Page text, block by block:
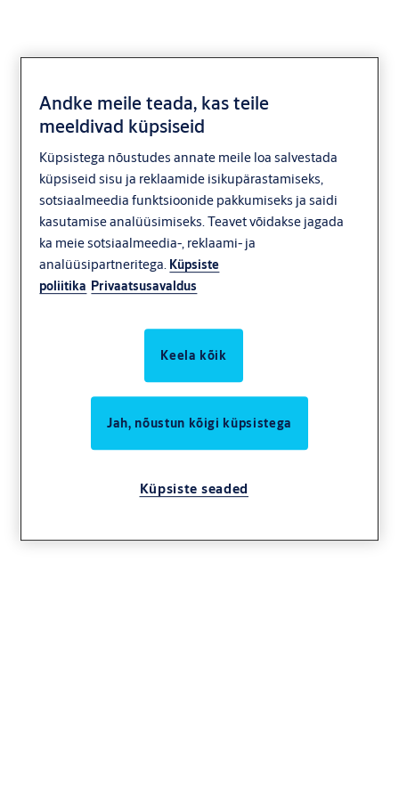
Elektrikatkestusel
avanev 37
Elektriline vasturaud on lukustunud, kuni toitevool on olemas. Kui
toide lülitatakse välja või tegemist on voolukatkestusega, siis saab
elektrilise vasturaua keel liikuda ja ust saab avada.
Andke meile teada, kas teile
meeldivad küpsiseid
Küpsistega nõustudes annate meile loa salvestada
küpsiseid sisu ja reklaamide isikupärastamiseks,
sotsiaalmeedia funktsioonide pakkumiseks ja saidi
kasutamise analüüsimiseks. Teavet võidakse jagada
ka meie sotsiaalmeedia-, reklaami- ja
analüüsipartneritega. Küpsiste
poliitika Privaatsusavaldus
Keela kõik
Jah, nõustun kõigi küpsistega
Küpsiste seaded